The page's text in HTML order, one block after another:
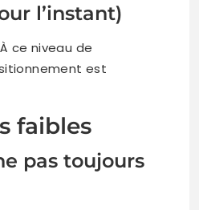
l’instant)
ce niveau de
est
faibles
pas toujours